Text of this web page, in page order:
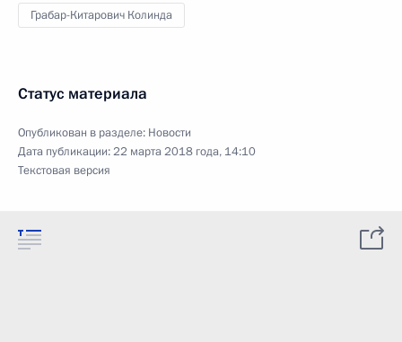
Грабар-Китарович Колинда
Статус материала
Опубликован в разделе: Новости
Дата публикации:22 марта 2018 года, 14:10
Текстовая версия